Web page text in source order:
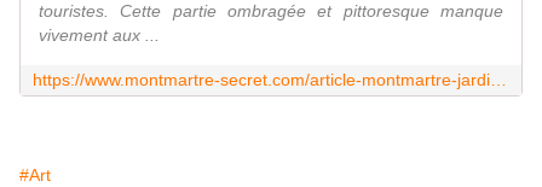
touristes. Cette partie ombragée et pittoresque manque
vivement aux ...
#Art